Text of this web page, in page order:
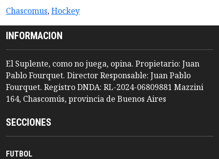
Chascomus,Hockey
INFORMACION
El Suplente, como no juega, opina. Propietario: Juan
Pablo Fourquet. Director Responsable: Juan Pablo
Fourquet. Registro DNDA: RL-2024-06809881 Mazzini
164, Chascomús, provincia de Buenos Aires
SECCIONES
FUTBOL